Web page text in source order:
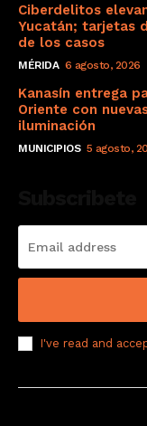
Ciberdelitos
Yucatán; tarjetas
de los casos
MÉRIDA 6 agosto, 2026
Kanasín entrega
Oriente con
iluminación
MUNICIPIOS 5 agosto,
I've read and